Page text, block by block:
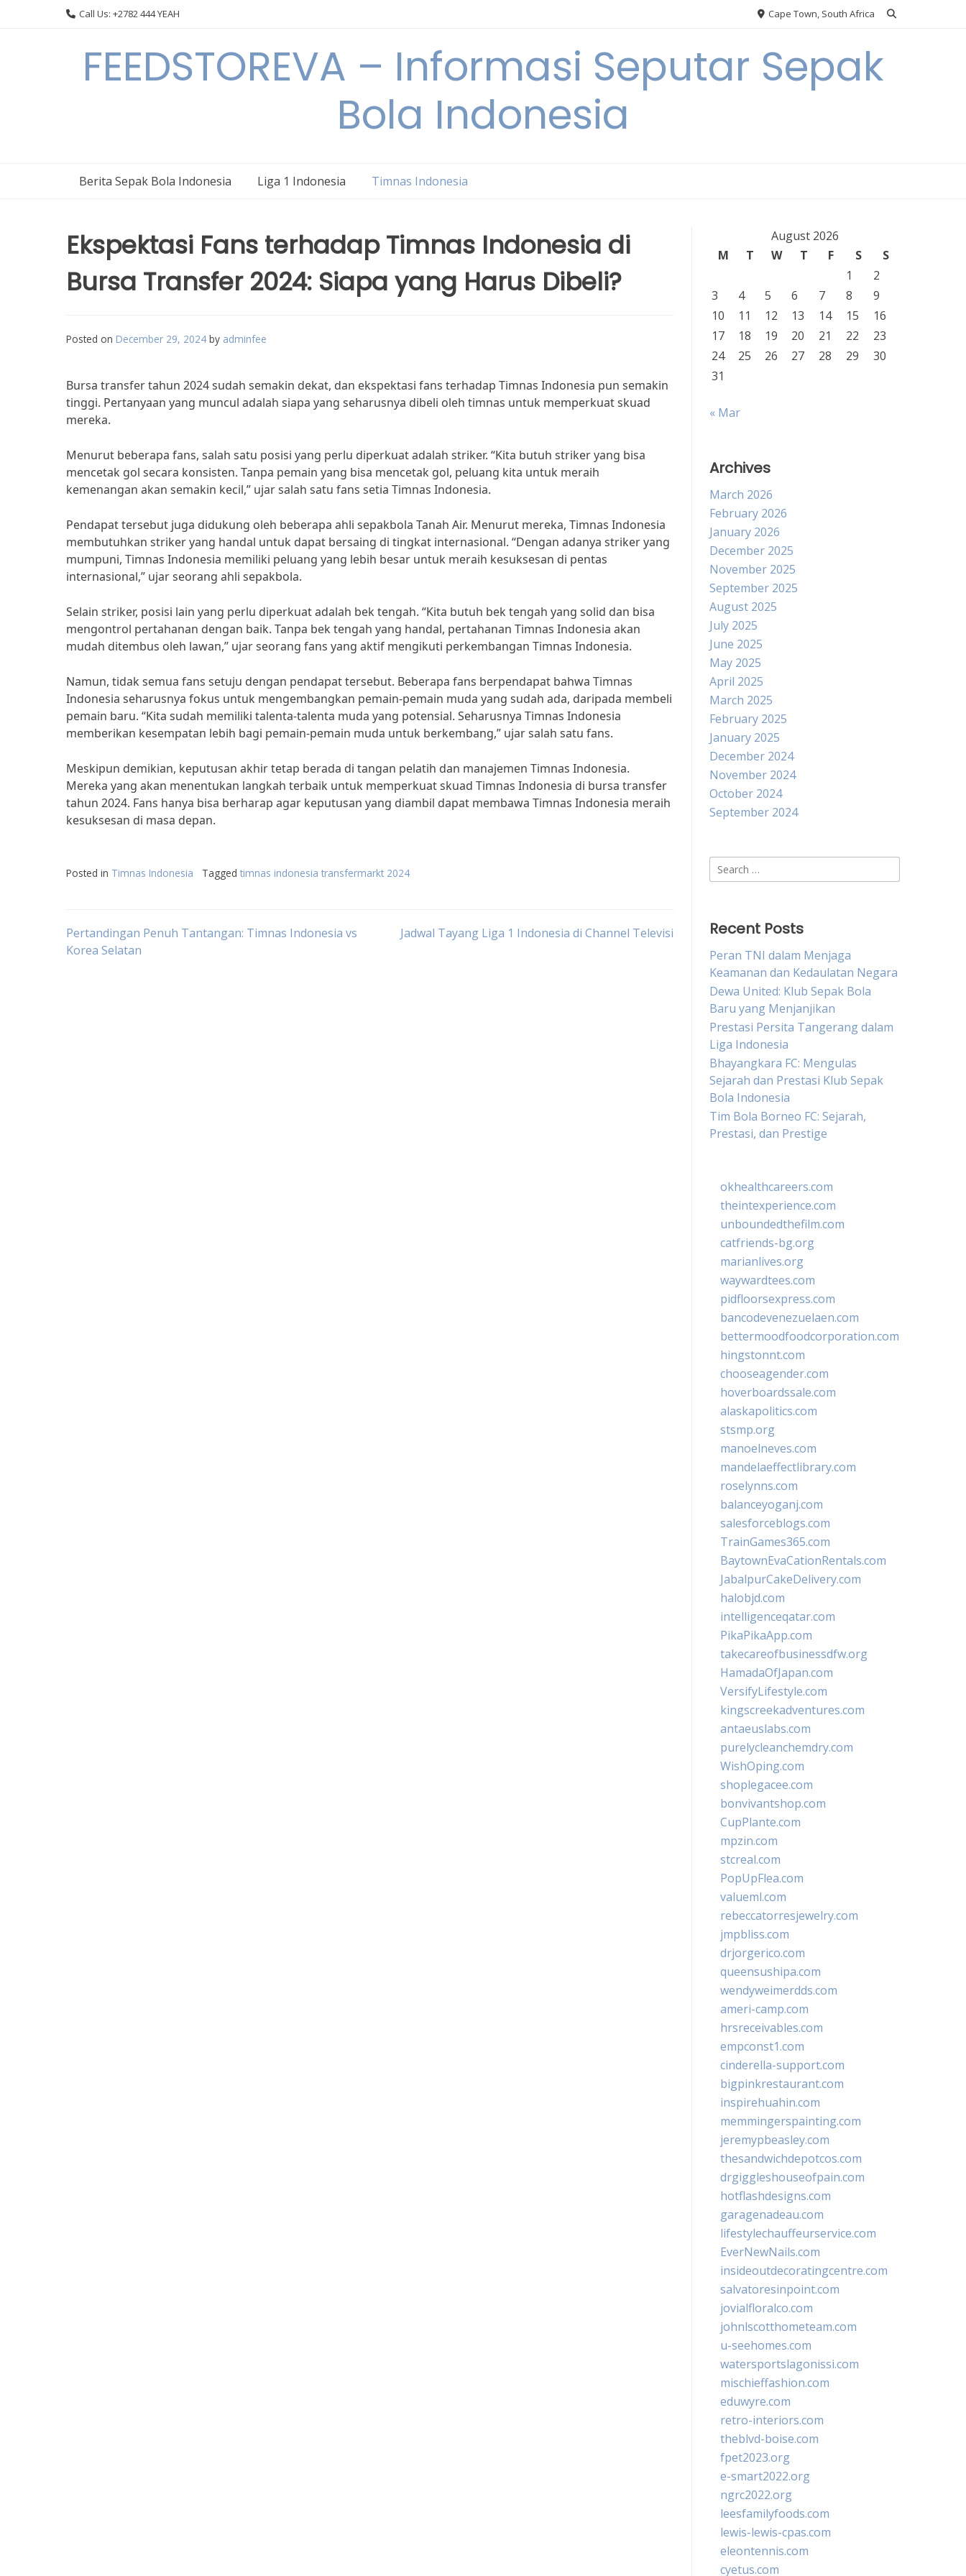
Call Us: +2782 444 YEAH Cape Town, South Africa
FEEDSTOREVA – Informasi Seputar Sepak
Bola Indonesia
Berita Sepak Bola Indonesia Liga 1 Indonesia Timnas Indonesia
Ekspektasi Fans terhadap Timnas Indonesia di
Bursa Transfer 2024: Siapa yang Harus Dibeli?
Posted on December 29, 2024 by adminfee
Bursa transfer tahun 2024 sudah semakin dekat, dan ekspektasi fans terhadap Timnas Indonesia pun semakin
tinggi. Pertanyaan yang muncul adalah siapa yang seharusnya dibeli oleh timnas untuk memperkuat skuad
mereka.
Menurut beberapa fans, salah satu posisi yang perlu diperkuat adalah striker. “Kita butuh striker yang bisa
mencetak gol secara konsisten. Tanpa pemain yang bisa mencetak gol, peluang kita untuk meraih
kemenangan akan semakin kecil,” ujar salah satu fans setia Timnas Indonesia.
Pendapat tersebut juga didukung oleh beberapa ahli sepakbola Tanah Air. Menurut mereka, Timnas Indonesia
membutuhkan striker yang handal untuk dapat bersaing di tingkat internasional. “Dengan adanya striker yang
mumpuni, Timnas Indonesia memiliki peluang yang lebih besar untuk meraih kesuksesan di pentas
internasional,” ujar seorang ahli sepakbola.
Selain striker, posisi lain yang perlu diperkuat adalah bek tengah. “Kita butuh bek tengah yang solid dan bisa
mengontrol pertahanan dengan baik. Tanpa bek tengah yang handal, pertahanan Timnas Indonesia akan
mudah ditembus oleh lawan,” ujar seorang fans yang aktif mengikuti perkembangan Timnas Indonesia.
Namun, tidak semua fans setuju dengan pendapat tersebut. Beberapa fans berpendapat bahwa Timnas
Indonesia seharusnya fokus untuk mengembangkan pemain-pemain muda yang sudah ada, daripada membeli
pemain baru. “Kita sudah memiliki talenta-talenta muda yang potensial. Seharusnya Timnas Indonesia
memberikan kesempatan lebih bagi pemain-pemain muda untuk berkembang,” ujar salah satu fans.
Meskipun demikian, keputusan akhir tetap berada di tangan pelatih dan manajemen Timnas Indonesia.
Mereka yang akan menentukan langkah terbaik untuk memperkuat skuad Timnas Indonesia di bursa transfer
tahun 2024. Fans hanya bisa berharap agar keputusan yang diambil dapat membawa Timnas Indonesia meraih
kesuksesan di masa depan.
Posted in Timnas Indonesia Tagged timnas indonesia transfermarkt 2024
Post
Pertandingan Penuh Tantangan: Timnas Indonesia vs
Korea Selatan
Jadwal Tayang Liga 1 Indonesia di Channel Televisi
August 2026
M
T W T F S
S
1
2
3
4 5 6 7 8
9
10
11 12 13 14 15
16
17
18 19 20 21 22
23
24
25 26 27 28 29
30
31
« Mar
Archives
March 2026
February 2026
January 2026
December 2025
November 2025
September 2025
August 2025
July 2025
June 2025
May 2025
April 2025
March 2025
February 2025
January 2025
December 2024
November 2024
October 2024
September 2024
Search
for:
Recent Posts
Peran TNI dalam Menjaga
Keamanan dan Kedaulatan Negara
Dewa United: Klub Sepak Bola
Baru yang Menjanjikan
Prestasi Persita Tangerang dalam
Liga Indonesia
Bhayangkara FC: Mengulas
Sejarah dan Prestasi Klub Sepak
Bola Indonesia
Tim Bola Borneo FC: Sejarah,
Prestasi, dan Prestige
okhealthcareers.com
theintexperience.com
unboundedthefilm.com
catfriends-bg.org
marianlives.org
waywardtees.com
pidfloorsexpress.com
bancodevenezuelaen.com
bettermoodfoodcorporation.com
hingstonnt.com
chooseagender.com
hoverboardssale.com
alaskapolitics.com
stsmp.org
manoelneves.com
mandelaeffectlibrary.com
roselynns.com
balanceyoganj.com
salesforceblogs.com
TrainGames365.com
BaytownEvaCationRentals.com
JabalpurCakeDelivery.com
halobjd.com
intelligenceqatar.com
PikaPikaApp.com
takecareofbusinessdfw.org
HamadaOfJapan.com
VersifyLifestyle.com
kingscreekadventures.com
antaeuslabs.com
purelycleanchemdry.com
WishOping.com
shoplegacee.com
bonvivantshop.com
CupPlante.com
mpzin.com
stcreal.com
PopUpFlea.com
valueml.com
rebeccatorresjewelry.com
jmpbliss.com
drjorgerico.com
queensushipa.com
wendyweimerdds.com
ameri-camp.com
hrsreceivables.com
empconst1.com
cinderella-support.com
bigpinkrestaurant.com
inspirehuahin.com
memmingerspainting.com
jeremypbeasley.com
thesandwichdepotcos.com
drgiggleshouseofpain.com
hotflashdesigns.com
garagenadeau.com
lifestylechauffeurservice.com
EverNewNails.com
insideoutdecoratingcentre.com
salvatoresinpoint.com
jovialfloralco.com
johnlscotthometeam.com
u-seehomes.com
watersportslagonissi.com
mischieffashion.com
eduwyre.com
retro-interiors.com
theblvd-boise.com
fpet2023.org
e-smart2022.org
ngrc2022.org
leesfamilyfoods.com
lewis-lewis-cpas.com
eleontennis.com
cyetus.com